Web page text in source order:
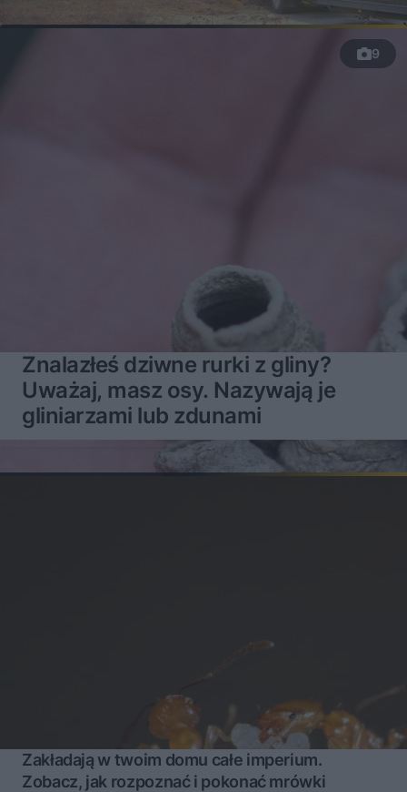
9
Znalazłeś dziwne rurki z gliny?
Uważaj, masz osy. Nazywają je
gliniarzami lub zdunami
Zakładają w twoim domu całe imperium.
Zobacz, jak rozpoznać i pokonać mrówki